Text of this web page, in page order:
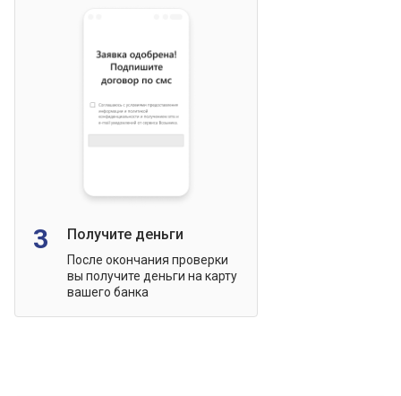
3 Получите деньги
После окончания проверки
вы получите деньги на карту
вашего банка